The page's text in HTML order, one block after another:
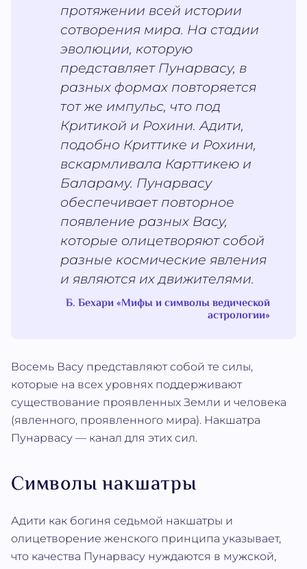
протяжении всей истории
сотворения мира. На стадии
эволюции, которую
представляет Пунарвасу, в
разных формах повторяется
тот же импульс, что под
Критикой и Рохини. Адити,
подобно Криттике и Рохини,
вскармливала Карттикею и
Балараму. Пунарвасу
обеспечивает повторное
появление разных Васу,
которые олицетворяют собой
разные космические явления
и являются их движителями.
Б. Бехари «Мифы и символы ведической
астрологии»
Восемь Васу представляют собой те силы,
которые на всех уровнях поддерживают
существование проявленных Земли и человека
(явленного, проявленного мира). Накшатра
Пунарвасу — канал для этих сил.
Символы накшатры
Адити как богиня седьмой накшатры и
олицетворение женского принципа указывает,
что качества Пунарвасу нуждаются в мужской,